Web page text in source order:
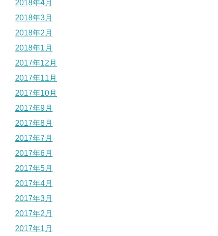
2018年4月
2018年3月
2018年2月
2018年1月
2017年12月
2017年11月
2017年10月
2017年9月
2017年8月
2017年7月
2017年6月
2017年5月
2017年4月
2017年3月
2017年2月
2017年1月